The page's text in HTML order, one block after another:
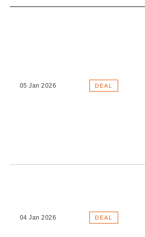
05 Jan 2026 DEAL
04 Jan 2026 DEAL